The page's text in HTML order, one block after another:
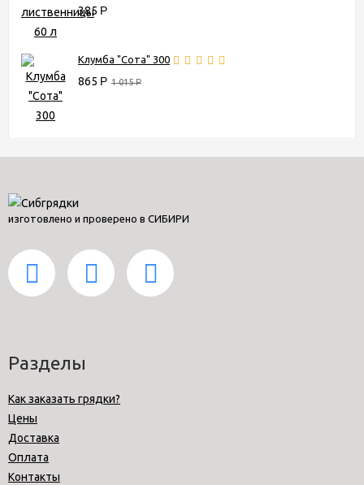
385 Р
Клумба "Сота" 300
865 Р 1 015Р
изготовлено и проверено в СИБИРИ
Разделы
Как заказать грядки?
Цены
Доставка
Оплата
Контакты